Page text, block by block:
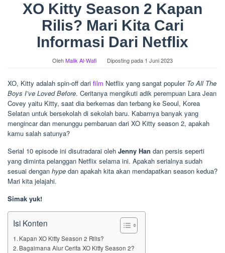
XO Kitty Season 2 Kapan
Rilis? Mari Kita Cari
Informasi Dari Netflix
OlehMalik Al-Wafi Diposting pada 1 Juni 2023
XO, Kitty adalah spin-off dari film Netflix yang sangat populer To All The
Boys I’ve Loved Before. Ceritanya mengikuti adik perempuan Lara Jean
Covey yaitu Kitty, saat dia berkemas dan terbang ke Seoul, Korea
Selatan untuk bersekolah di sekolah baru. Kabarnya banyak yang
mengincar dan menunggu pembaruan dari XO Kitty season 2, apakah
kamu salah satunya?
Serial 10 episode ini disutradarai oleh Jenny Han dan persis seperti
yang diminta pelanggan Netflix selama ini. Apakah serialnya sudah
sesuai dengan hype dan apakah kita akan mendapatkan season kedua?
Mari kita jelajahi.
Simak yuk!
Isi Konten
Kapan XO Kitty Season 2 Rilis?
Bagaimana Alur Cerita XO Kitty Season 2?